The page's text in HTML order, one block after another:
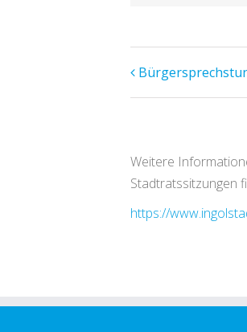
Veranstaltung
Navigation
Weitere
Stadtratssitzungen
https://